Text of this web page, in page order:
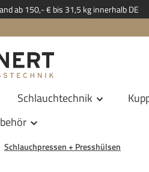
springen
ab 150,- € bis 31,5 kg innerhalb DE
Schlauchtechnik
Schlauchpressen + Presshülsen